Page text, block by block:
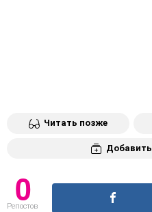
Читать позже
0
Репостов